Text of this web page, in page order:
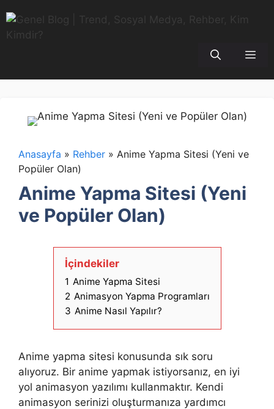
atla
Anasayfa » Rehber » Anime Yapma Sitesi (Yeni ve
Popüler Olan)
Anime Yapma Sitesi (Yeni
ve Popüler Olan)
İçindekiler
1 Anime Yapma Sitesi
2 Animasyon Yapma Programları
3 Anime Nasıl Yapılır?
Anime yapma sitesi konusunda sık soru
alıyoruz. Bir anime yapmak istiyorsanız, en iyi
yol animasyon yazılımı kullanmaktır. Kendi
animasyon serinizi oluşturmanıza yardımcı